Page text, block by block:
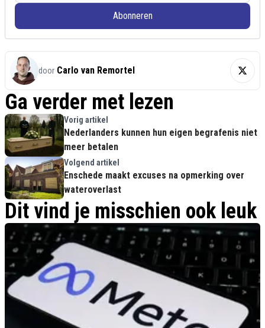
Abonneren
door Carlo van Remortel
Ga verder met lezen
Vorig artikel
Nederlanders kunnen hun eigen begrafenis niet
meer betalen
Volgend artikel
Enschede maakt excuses na opmerking over
wateroverlast
Dit vind je misschien ook leuk